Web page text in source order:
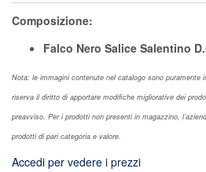
Composizione:
Falco Nero Salice Salentino
Nota: le immagini contenute nel catalogo sono puramente
riserva il diritto di apportare modifiche migliorative dei
preavviso. Per i prodotti non presenti in magazzino,
prodotti di pari categoria e valore.
Accedi per vedere i prezzi